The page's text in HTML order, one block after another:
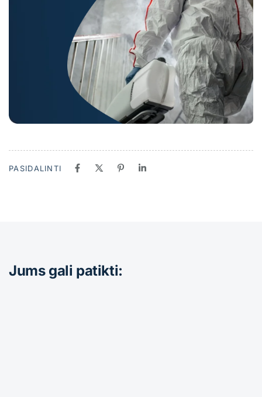
PASIDALINTI
Jums gali patikti: